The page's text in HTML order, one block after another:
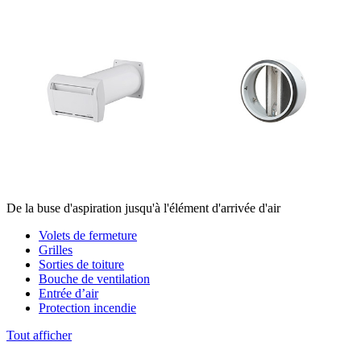
De la buse d'aspiration jusqu'à l'élément d'arrivée d'air
Volets de fermeture
Grilles
Sorties de toiture
Bouche de ventilation
Entrée d’air
Protection incendie
Tout afficher